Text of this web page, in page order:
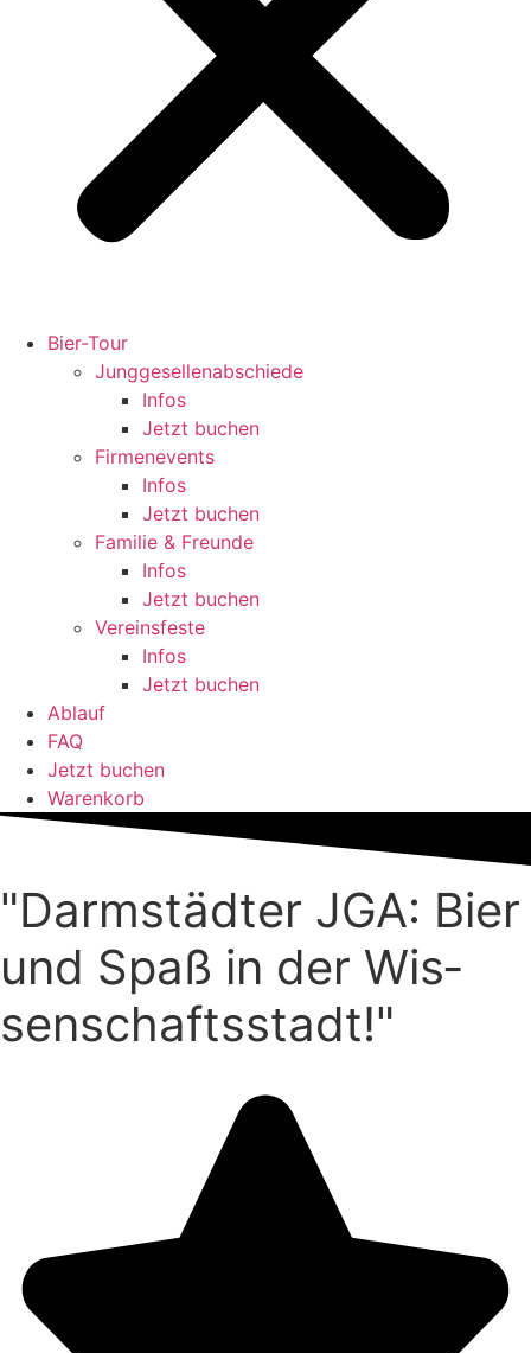
Bier-Tour
Jung­ge­sel­len­ab­schiede
Infos
Jetzt buchen
Fir­men­events
Infos
Jetzt buchen
Familie & Freunde
Infos
Jetzt buchen
Ver­eins­feste
Infos
Jetzt buchen
Ablauf
FAQ
Jetzt buchen
Warenkorb
"Darm­städter JGA: Bier
und Spaß in der Wis­
sen­schafts­stadt!"